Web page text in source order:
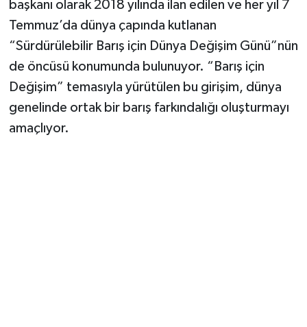
başkanı olarak 2018 yılında ilan edilen ve her yıl 7
Temmuz’da dünya çapında kutlanan
“Sürdürülebilir Barış için Dünya Değişim Günü”nün
de öncüsü konumunda bulunuyor. “Barış için
Değişim” temasıyla yürütülen bu girişim, dünya
genelinde ortak bir barış farkındalığı oluşturmayı
amaçlıyor.